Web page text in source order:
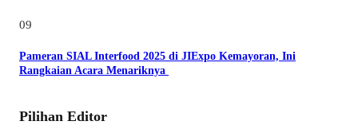
09
Pameran SIAL Interfood 2025 di JIExpo Kemayoran, Ini
Rangkaian Acara Menariknya
Pilihan Editor